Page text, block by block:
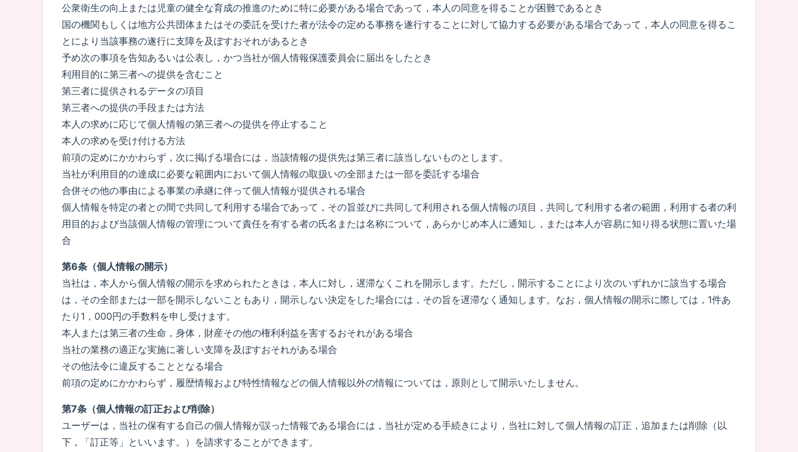
公衆衛生の向上または児童の健全な育成の推進のために特に必要がある場合であって，本人の同意を得ることが困難であるとき
国の機関もしくは地方公共団体またはその委託を受けた者が法令の定める事務を遂行することに対して協力する必要がある場合であって，本人の同意を得るこ
とにより当該事務の遂行に支障を及ぼすおそれがあるとき
予め次の事項を告知あるいは公表し，かつ当社が個人情報保護委員会に届出をしたとき
利用目的に第三者への提供を含むこと
第三者に提供されるデータの項目
第三者への提供の手段または方法
本人の求めに応じて個人情報の第三者への提供を停止すること
本人の求めを受け付ける方法
前項の定めにかかわらず，次に掲げる場合には，当該情報の提供先は第三者に該当しないものとします。
当社が利用目的の達成に必要な範囲内において個人情報の取扱いの全部または一部を委託する場合
合併その他の事由による事業の承継に伴って個人情報が提供される場合
個人情報を特定の者との間で共同して利用する場合であって，その旨並びに共同して利用される個人情報の項目，共同して利用する者の範囲，利用する者の利
用目的および当該個人情報の管理について責任を有する者の氏名または名称について，あらかじめ本人に通知し，または本人が容易に知り得る状態に置いた場
合
第6条（個人情報の開示）
当社は，本人から個人情報の開示を求められたときは，本人に対し，遅滞なくこれを開示します。ただし，開示することにより次のいずれかに該当する場合
は，その全部または一部を開示しないこともあり，開示しない決定をした場合には，その旨を遅滞なく通知します。なお，個人情報の開示に際しては，1件あ
たり1，000円の手数料を申し受けます。
本人または第三者の生命，身体，財産その他の権利利益を害するおそれがある場合
当社の業務の適正な実施に著しい支障を及ぼすおそれがある場合
その他法令に違反することとなる場合
前項の定めにかかわらず，履歴情報および特性情報などの個人情報以外の情報については，原則として開示いたしません。
第7条（個人情報の訂正および削除）
ユーザーは，当社の保有する自己の個人情報が誤った情報である場合には，当社が定める手続きにより，当社に対して個人情報の訂正，追加または削除（以
下，「訂正等」といいます。）を請求することができます。